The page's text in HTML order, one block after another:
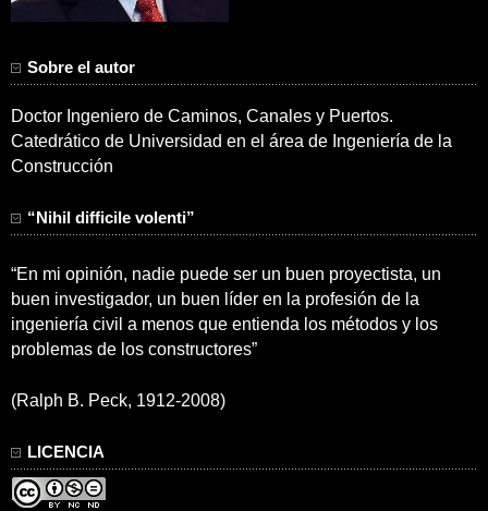
Sobre el autor
Doctor Ingeniero de Caminos, Canales y Puertos.
Catedrático de Universidad en el área de Ingeniería de la
Construcción
“Nihil difficile volenti”
“En mi opinión, nadie puede ser un buen proyectista, un
buen investigador, un buen líder en la profesión de la
ingeniería civil a menos que entienda los métodos y los
problemas de los constructores”
(Ralph B. Peck, 1912-2008)
LICENCIA